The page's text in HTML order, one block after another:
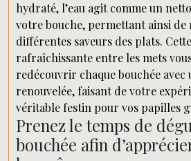
hydraté, l’eau agit comme un
votre bouche, permettant ainsi de
différentes saveurs des plats.
rafraîchissante entre les mets
redécouvrir chaque bouchée avec
renouvelée, faisant de votre
véritable festin pour vos papilles
Prenez le temps de
bouchée afin